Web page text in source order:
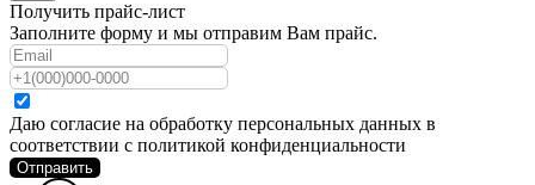
Получить прайс-лист
Заполните форму и мы отправим Вам прайс.
Даю согласие на обработку персональных данных в
соответствии с политикой конфиденциальности
Отправить